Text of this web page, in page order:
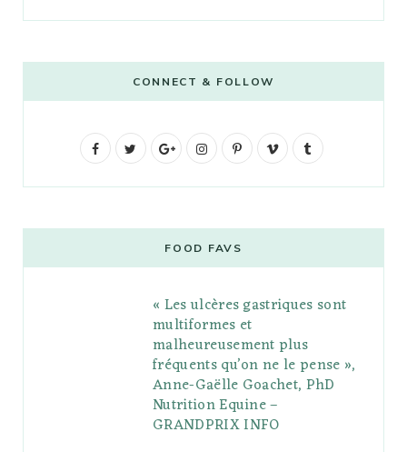
CONNECT & FOLLOW
F
b
t
G
g
l
e
P
l
s
I
t
a
g
r
a
P
e
r
e
s
V
o
l
r
FOOD FAVS
« Les ulcères gastriques sont
multiformes et
malheureusement plus
fréquents qu’on ne le pense »,
Anne-Gaëlle Goachet, PhD
Nutrition Equine –
GRANDPRIX INFO